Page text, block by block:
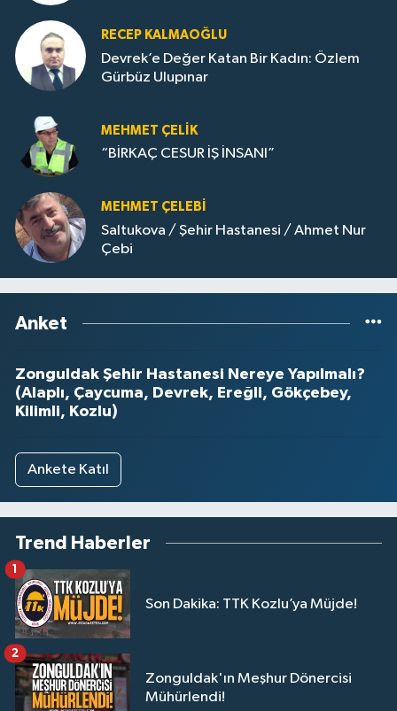
RECEP KALMAOĞLU
Devrek’e Değer Katan Bir Kadın: Özlem
Gürbüz Ulupınar
MEHMET ÇELIK
“BİRKAÇ CESUR İŞ İNSANI”
MEHMET ÇELEBI
Saltukova / Şehir Hastanesi / Ahmet Nur
Çebi
Anket
Zonguldak Şehir Hastanesi Nereye Yapılmalı?
(Alaplı, Çaycuma, Devrek, Ereğli, Gökçebey,
Kilimli, Kozlu)
Ankete Katıl
Trend Haberler
Son Dakika: TTK Kozlu’ya Müjde!
1
Zonguldak'ın Meşhur Dönercisi
Mühürlendi!
2